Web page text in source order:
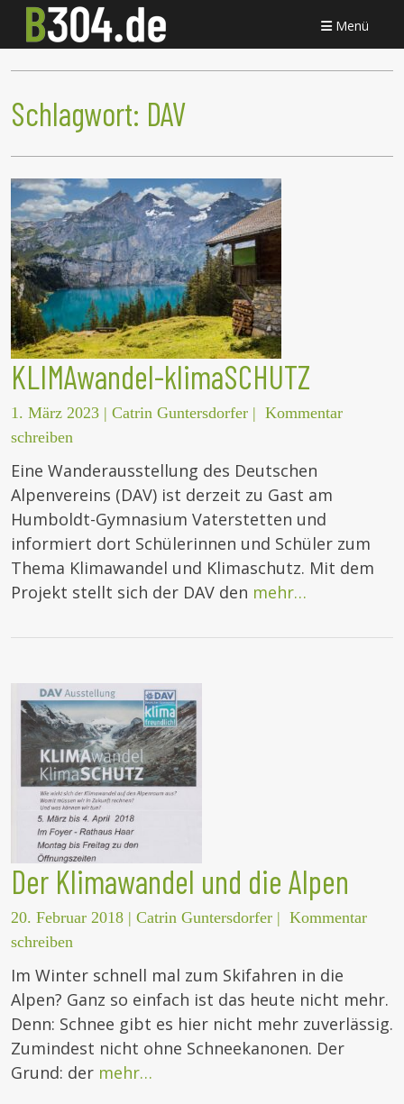
Menü
Schlagwort: DAV
KLIMAwandel-klimaSCHUTZ
1. März 2023 | Catrin Guntersdorfer | Kommentar
schreiben
Eine Wanderausstellung des Deutschen
Alpenvereins (DAV) ist derzeit zu Gast am
Humboldt-Gymnasium Vaterstetten und
informiert dort Schülerinnen und Schüler zum
Thema Klimawandel und Klimaschutz. Mit dem
Projekt stellt sich der DAV den mehr…
Der Klimawandel und die Alpen
20. Februar 2018 | Catrin Guntersdorfer | Kommentar
schreiben
Im Winter schnell mal zum Skifahren in die
Alpen? Ganz so einfach ist das heute nicht mehr.
Denn: Schnee gibt es hier nicht mehr zuverlässig.
Zumindest nicht ohne Schneekanonen. Der
Grund: der mehr…